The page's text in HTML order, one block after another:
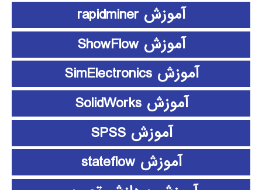
آموزش rapidminer
آموزش ShowFlow
آموزش SimElectronics
آموزش SolidWorks
آموزش SPSS
آموزش stateflow